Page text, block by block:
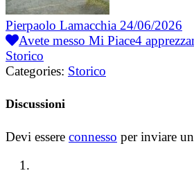
Pierpaolo Lamacchia 24/06/2026
Avete messo Mi Piace4
Storico
Categories: Storico
Discussioni
Devi essere connesso per inviare